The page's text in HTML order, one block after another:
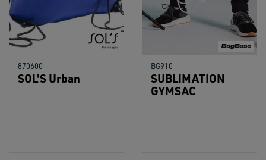
870600
SOL'S Urban
BG910
SUBLIMATION
GYMSAC